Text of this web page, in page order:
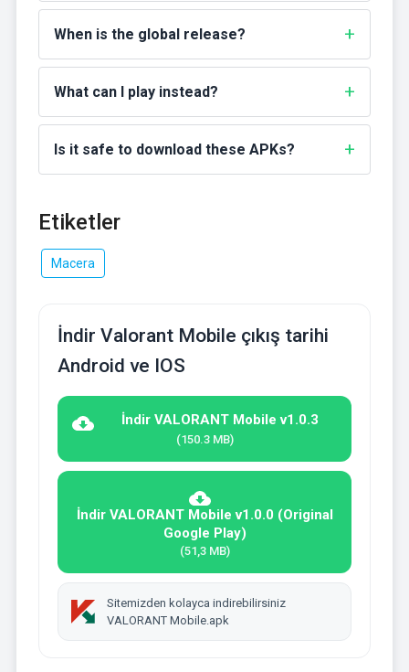
When is the global release?
What can I play instead?
Is it safe to download these APKs?
Etiketler
Macera
İndir Valorant Mobile çıkış tarihi
Android ve IOS
İndir VALORANT Mobile v1.0.3
(150.3 MB)
İndir VALORANT Mobile v1.0.0 (Original
Google Play)
(51,3 MB)
Sitemizden kolayca indirebilirsiniz
VALORANT Mobile.apk